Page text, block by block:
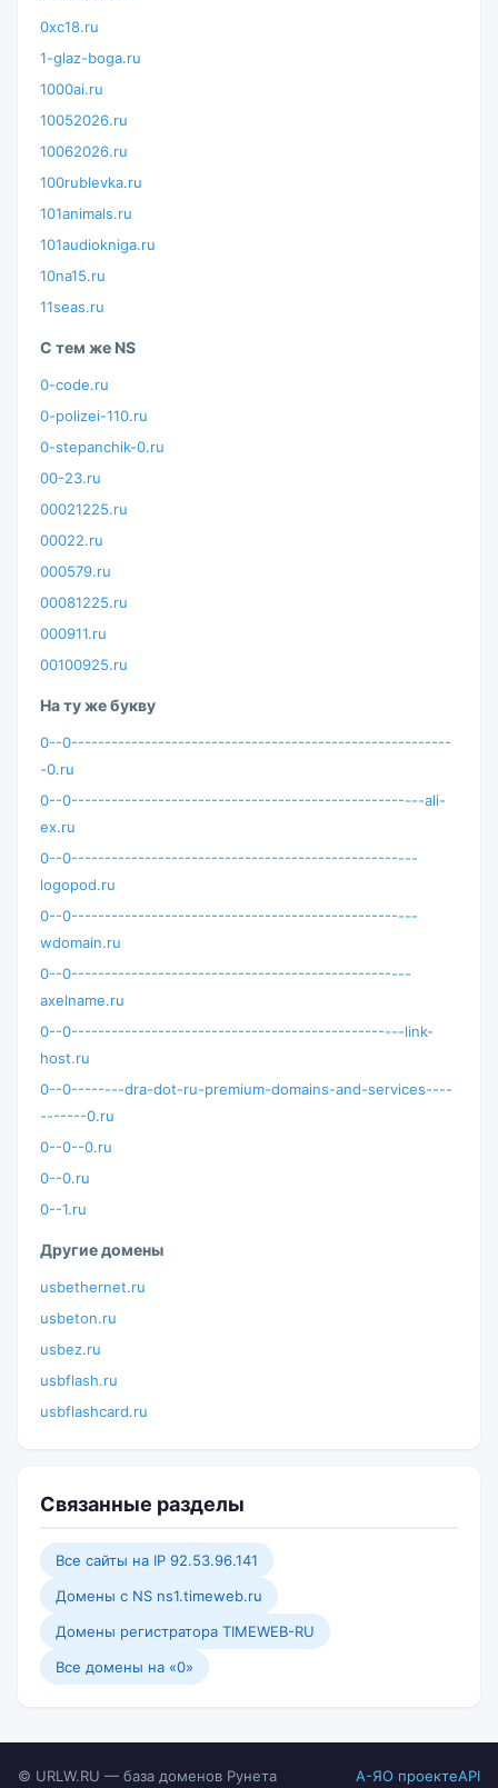
0xc18.ru
1-glaz-boga.ru
1000ai.ru
10052026.ru
10062026.ru
100rublevka.ru
101animals.ru
101audiokniga.ru
10na15.ru
11seas.ru
С тем же NS
0-code.ru
0-polizei-110.ru
0-stepanchik-0.ru
00-23.ru
00021225.ru
00022.ru
000579.ru
00081225.ru
000911.ru
00100925.ru
На ту же букву
0--0---------------------------------------------------------
-0.ru
0--0-----------------------------------------------------ali-
ex.ru
0--0----------------------------------------------------
logopod.ru
0--0----------------------------------------------------
wdomain.ru
0--0---------------------------------------------------
axelname.ru
0--0--------------------------------------------------link-
host.ru
0--0--------dra-dot-ru-premium-domains-and-services----
-------0.ru
0--0--0.ru
0--0.ru
0--1.ru
Другие домены
usbethernet.ru
usbeton.ru
usbez.ru
usbflash.ru
usbflashcard.ru
Связанные разделы
Все сайты на IP 92.53.96.141
Домены с NS ns1.timeweb.ru
Домены регистратора TIMEWEB-RU
Все домены на «0»
© URLW.RU — база доменов Рунета А-ЯО проектеAPI